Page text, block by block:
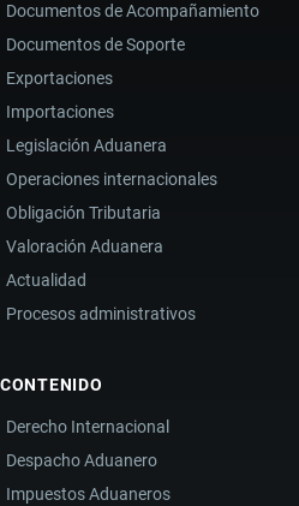
Documentos de Acompañamiento
Documentos de Soporte
Exportaciones
Importaciones
Legislación Aduanera
Operaciones internacionales
Obligación Tributaria
Valoración Aduanera
Actualidad
Procesos administrativos
CONTENIDO
Derecho Internacional
Despacho Aduanero
Impuestos Aduaneros